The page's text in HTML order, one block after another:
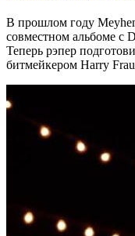
В прошлом году
совместном альбоме с
Теперь рэпер
битмейкером Harry